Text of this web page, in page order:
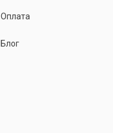
Оплата
Блог